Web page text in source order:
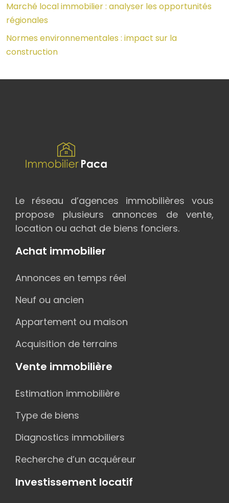
Marché local immobilier : analyser les opportunités
régionales
Normes environnementales : impact sur la
construction
Le réseau d’agences immobilières vous
propose plusieurs annonces de vente,
location ou achat de biens fonciers.
Achat immobilier
Annonces en temps réel
Neuf ou ancien
Appartement ou maison
Acquisition de terrains
Vente immobilière
Estimation immobilière
Type de biens
Diagnostics immobiliers
Recherche d’un acquéreur
Investissement locatif